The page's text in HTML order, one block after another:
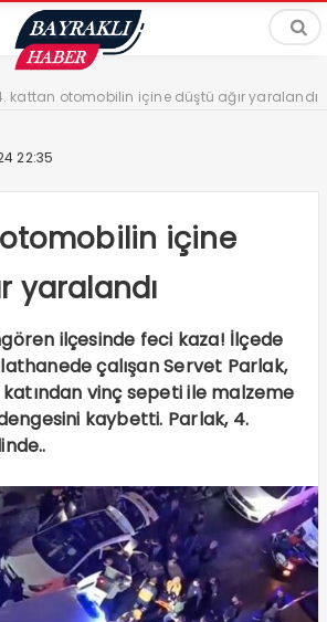
kattan otomobilin içine düştü ağır yaralandı
22:35
içine
yaralandı
ilçesinde feci kaza! İlçede
çalışan Servet Parlak,
vinç sepeti ile malzeme
kaybetti. Parlak, 4.